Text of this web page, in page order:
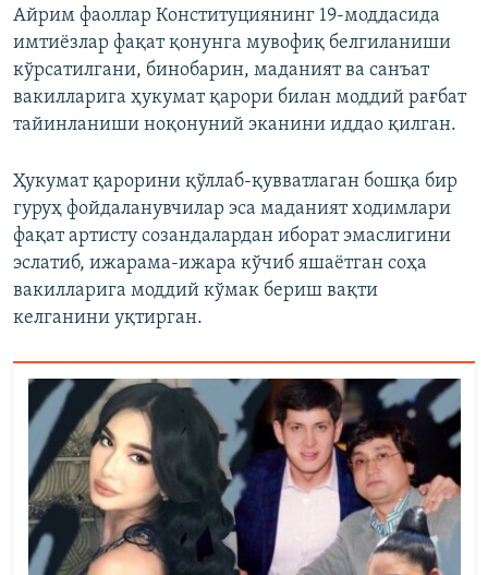
Айрим фаоллар Конституциянинг 19-моддасида
имтиёзлар фақат қонунга мувофиқ белгиланиши
кўрсатилгани, бинобарин, маданият ва санъат
вакилларига ҳукумат қарори билан моддий рағбат
тайинланиши ноқонуний эканини иддао қилган.
Ҳукумат қарорини қўллаб-қувватлаган бошқа бир
гуруҳ фойдаланувчилар эса маданият ходимлари
фақат артисту созандалардан иборат эмаслигини
эслатиб, ижарама-ижара кўчиб яшаётган соҳа
вакилларига моддий кўмак бериш вақти
келганини уқтирган.